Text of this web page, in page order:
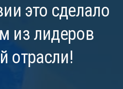
это сделало
из лидеров
отрасли!